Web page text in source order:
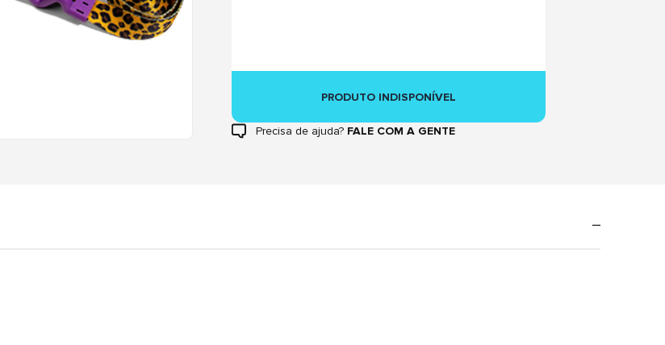
PRODUTO INDISPONÍVEL
Precisa de ajuda? FALE COM A GENTE